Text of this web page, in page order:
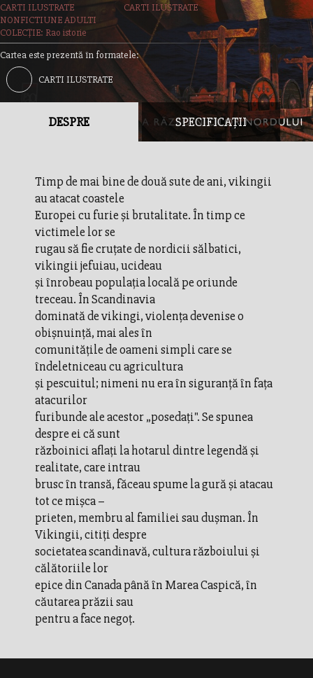
CARTI ILUSTRATE
CARTI ILUSTRATE
NONFICTIUNE ADULTI
COLECȚIE: Rao istorie
Cartea este prezentă în formatele:
CARTI ILUSTRATE
DESPRE SPECIFICAȚII
Timp de mai bine de două sute de ani, vikingii
au atacat coastele
Europei cu furie și brutalitate. În timp ce
victimele lor se
rugau să fie cruțate de nordicii sălbatici,
vikingii jefuiau, ucideau
și înrobeau populația locală pe oriunde
treceau. În Scandinavia
dominată de vikingi, violența devenise o
obișnuință, mai ales în
comunitățile de oameni simpli care se
îndeletniceau cu agricultura
și pescuitul; nimeni nu era în siguranță în fața
atacurilor
furibunde ale acestor „posedați". Se spunea
despre ei că sunt
războinici aflați la hotarul dintre legendă și
realitate, care intrau
brusc în transă, făceau spume la gură și atacau
tot ce mișca –
prieten, membru al familiei sau dușman. În
Vikingii, citiți despre
societatea scandinavă, cultura războiului și
călătoriile lor
epice din Canada până în Marea Caspică, în
căutarea prăzii sau
pentru a face negoț.